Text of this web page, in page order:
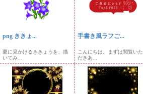
png ききょ...
夏に見かけるききょうを、描
いてみ...
手書き風ラフご...
こんにちは。まずは閲覧いた
だきあ...